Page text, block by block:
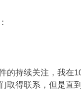
的持续关注，我在
取得联系，但是直